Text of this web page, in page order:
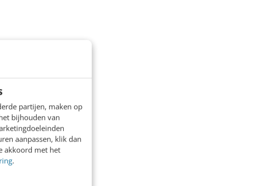
partijen, maken op
bijhouden van
aanpassen, klik dan
akkoord met het
.